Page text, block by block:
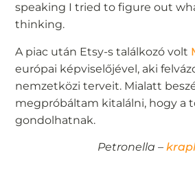
speaking I tried to figure out
thinking.
A piac után Etsy-s találkozó volt
európai képviselőjével, aki
nemzetközi terveit. Mialatt
megpróbáltam kitalálni, hogy a
gondolhatnak.
Petronella –